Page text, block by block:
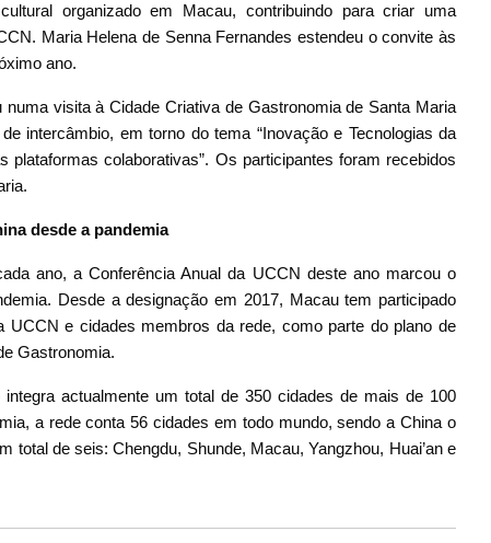
organizado em Macau, contribuindo para criar uma
Maria Helena de Senna Fernandes estendeu o convite às
ano.
visita à Cidade Criativa de Gastronomia de Santa Maria
intercâmbio, em torno do tema “Inovação e Tecnologias da
colaborativas”. Os participantes foram recebidos
desde a pandemia
ano, a Conferência Anual da UCCN deste ano marcou o
Desde a designação em 2017, Macau tem participado
e cidades membros da rede, como parte do plano de
Gastronomia.
actualmente um total de 350 cidades de mais de 100
a rede conta 56 cidades em todo mundo, sendo a China o
de seis: Chengdu, Shunde, Macau, Yangzhou, Huai’an e